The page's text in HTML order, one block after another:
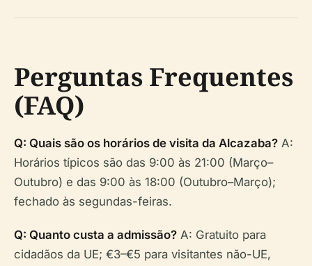
Perguntas Frequentes
(FAQ)
Q: Quais são os horários de visita da Alcazaba? A:
Horários típicos são das 9:00 às 21:00 (Março–
Outubro) e das 9:00 às 18:00 (Outubro–Março);
fechado às segundas-feiras.
Q: Quanto custa a admissão? A: Gratuito para
cidadãos da UE; €3–€5 para visitantes não-UE,